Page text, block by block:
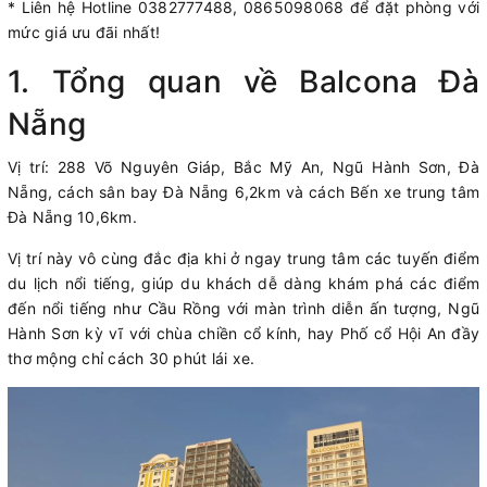
* Liên hệ Hotline 0382777488, 0865098068 để đặt phòng với
mức giá ưu đãi nhất!
1. Tổng quan về Balcona Đà
Nẵng
Vị trí: 288 Võ Nguyên Giáp, Bắc Mỹ An, Ngũ Hành Sơn, Đà
Nẵng, cách sân bay Đà Nẵng 6,2km và cách Bến xe trung tâm
Đà Nẵng 10,6km.
Vị trí này vô cùng đắc địa khi ở ngay trung tâm các tuyến điểm
du lịch nổi tiếng, giúp du khách dễ dàng khám phá các điểm
đến nổi tiếng như Cầu Rồng với màn trình diễn ấn tượng, Ngũ
Hành Sơn kỳ vĩ với chùa chiền cổ kính, hay Phố cổ Hội An đầy
thơ mộng chỉ cách 30 phút lái xe.